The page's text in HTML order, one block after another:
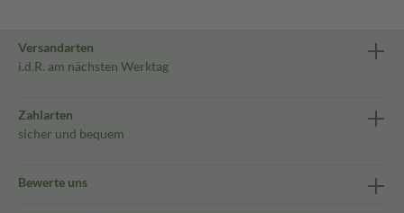
Versandarten
i.d.R. am nächsten Werktag
Zahlarten
sicher und bequem
Bewerte uns